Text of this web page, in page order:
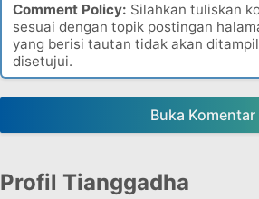
Comment Policy: Silahkan tuliskan
sesuai dengan topik postingan
yang berisi tautan tidak akan
disetujui.
Buka Komentar
Profil Tianggadha